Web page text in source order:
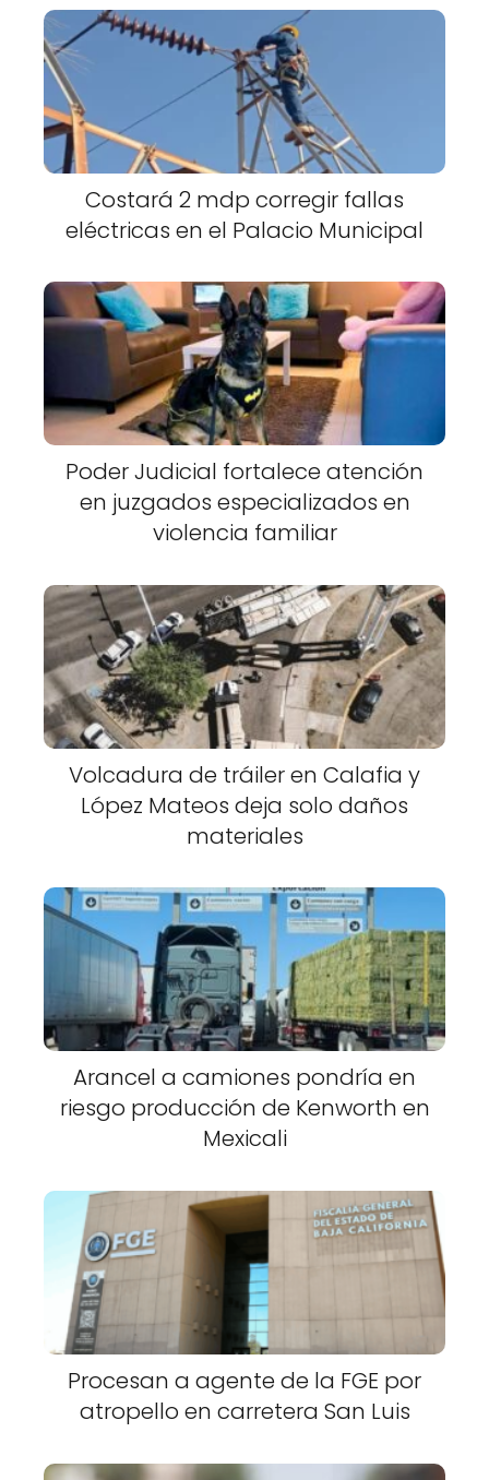
Costará 2 mdp corregir fallas
eléctricas en el Palacio Municipal
Poder Judicial fortalece atención
en juzgados especializados en
violencia familiar
Volcadura de tráiler en Calafia y
López Mateos deja solo daños
materiales
Arancel a camiones pondría en
riesgo producción de Kenworth en
Mexicali
Procesan a agente de la FGE por
atropello en carretera San Luis